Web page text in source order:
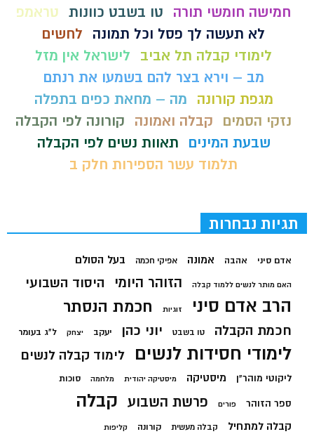
חמישה חומשי תורה
טו בשבט כוונות טראמפ
לא תעשה לך פסל וכל תמונה
לחשים
לימודי קבלה תל אביב
לישראל אין מזל
מב – וירא בצר להם בשמעו את רנתם
מגפת קורונה
מה – מחאת כפים בתפלה
נזקי הסמים
קבלה ואמונה
קורונה לפי הקבלה
שבעת המינים
תאוות נשים לפי הקבלה
תלמוד עשר הספירות חלק ב
תגיות נבחרות
אדם סיני אהבה אמונה אפיקי חכמה בעל הסולם
האם מותר לנשים ללמוד קבלה הזוהר היומי היסוד השבועי
הרב אדם סיני זוגיות חכמת הנסתר
חכמת הקבלה טו בשבט יוני כהן יעקב יצחק ל"ג בעומר
לימודי חסידות לנשים לימוד קבלה לנשים
ליקוטי מוהר"ן מיסטיקה מיסטיקה יהודית מלחמה סוכות
ספר הזוהר פורים פרשת השבוע קבלה
קבלה למתחיל קבלה מעשית קורונה קליפות